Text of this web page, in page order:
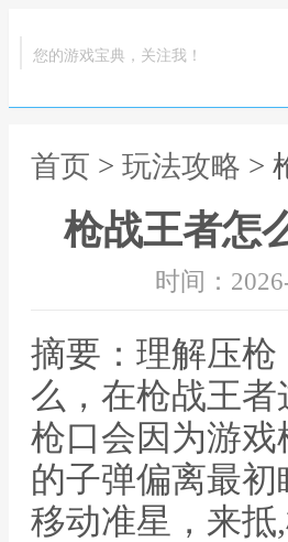
您的游戏宝典，关注我！
首页 > 玩法攻略 >
枪战王者怎
时间：
摘要：理解压
么，在枪战王
枪口会因为游
的子弹偏离最
移动准星，来